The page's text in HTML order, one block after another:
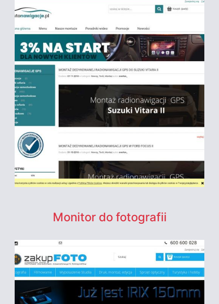
Monitor do fotografii